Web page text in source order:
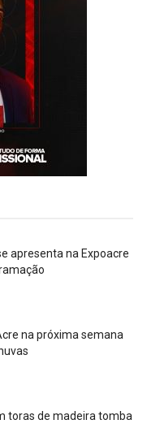
apresenta na Expoacre
na próxima semana
toras de madeira tomba